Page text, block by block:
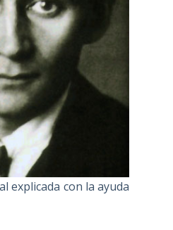
explicada con la ayuda